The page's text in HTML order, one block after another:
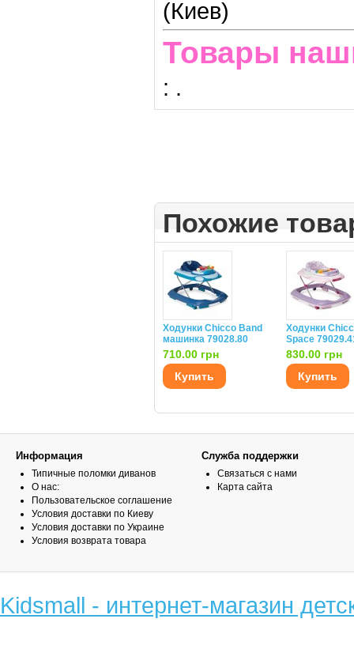
(Киев)
Товары
: .
Похожие
Ходунки Chicco Band
машинка 79028.80
710.00 грн
Купить
Ходунки
Space
830.00 грн
Купить
Информация
Типичные поломки диванов
О нас:
Пользовательское соглашение
Условия доставки по Киеву
Условия доставки по Украине
Условия возврата товара
Служба поддержки
Связаться с нами
Карта сайта
Kidsmall - интернет-магазин